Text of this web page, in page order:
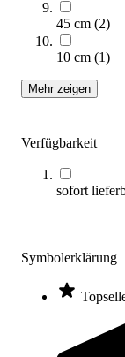
45 cm (2)
10 cm (1)
Mehr zeigen
Verfügbarkeit
sofort
Symbolerklärung
Kübler Sport®
14,40 €